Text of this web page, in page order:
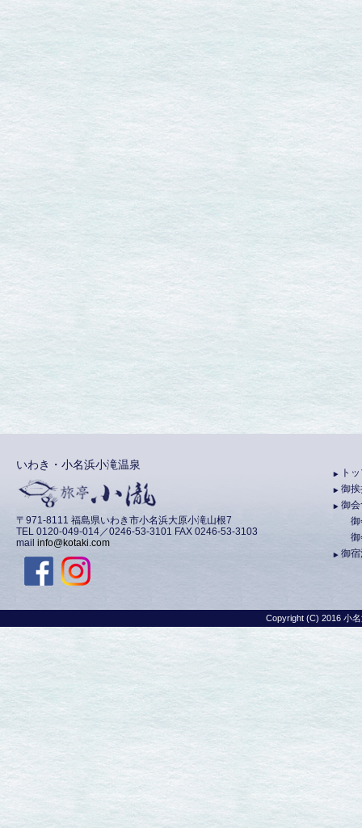
いわき・小名浜小滝温泉
〒971-8111 福島県いわき市小名浜大原小滝山根7
TEL 0120-049-014／0246-53-3101 FAX 0246-53-3103
mail info@kotaki.com
ト
御
御
御
Copyright (C) 2016 小